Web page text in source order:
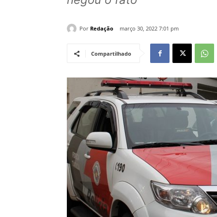
Por Redação março 30, 2022 7:01 pm
Compartilhado